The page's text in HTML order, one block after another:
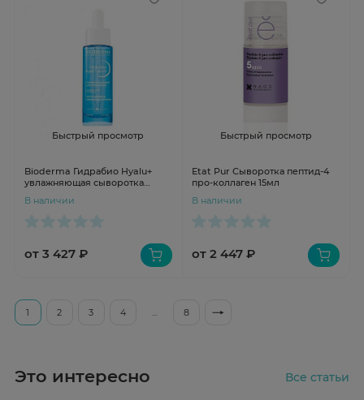
Быстрый просмотр
Bioderma Гидрабио Hyalu+
увлажняющая сыворотка
В наличии
от 3 427 ₽
Быстрый просмотр
Etat Pur Сыворотка пептид-4
про-коллаген 15мл
В наличии
от 2 447 ₽
1 2 3 4 ... 8
Это интересно Все статьи